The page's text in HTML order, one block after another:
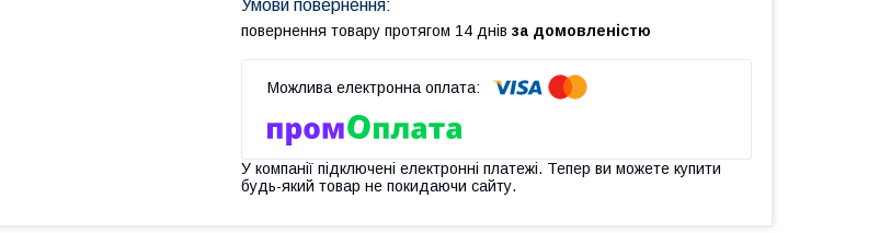
повернення товару протягом 14 днів за домовленістю
У компанії підключені електронні платежі. Тепер ви можете купити
будь-який товар не покидаючи сайту.